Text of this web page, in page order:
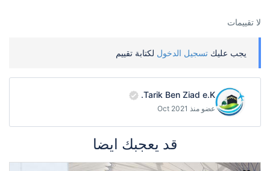
لا تقييمات
يجب عليك تسجيل الدخول لكتابة تقييم
Tarik Ben Ziad e.K.
عضو منذ Oct 2021
قد يعجبك ايضا